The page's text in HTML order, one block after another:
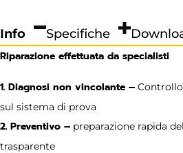
Info
Riparazione effettuata da specialisti
1. Diagnosi non vincolante –
sul sistema di prova
2. Preventivo – preparazione rapida
trasparente
Specifiche